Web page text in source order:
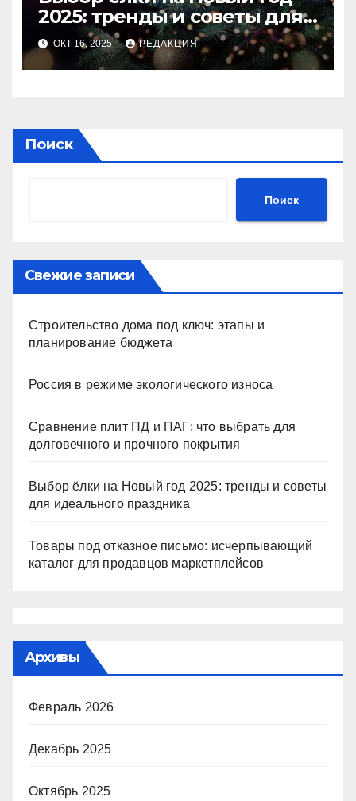
2025: тренды и советы для
идеального праздника
ОКТ 16, 2025 РЕДАКЦИЯ
Поиск
Поиск
Свежие записи
Строительство дома под ключ: этапы и
планирование бюджета
Россия в режиме экологического износа
Сравнение плит ПД и ПАГ: что выбрать для
долговечного и прочного покрытия
Выбор ёлки на Новый год 2025: тренды и советы
для идеального праздника
Товары под отказное письмо: исчерпывающий
каталог для продавцов маркетплейсов
Архивы
Февраль 2026
Декабрь 2025
Октябрь 2025